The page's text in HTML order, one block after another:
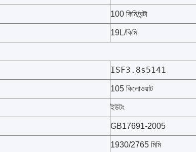
100 কিমি/ঘন্টা
19L/কিমি
ISF3.8s5141
105 কিলোওয়াট
ইউটং
GB17691-2005
1930/2765 মিমি